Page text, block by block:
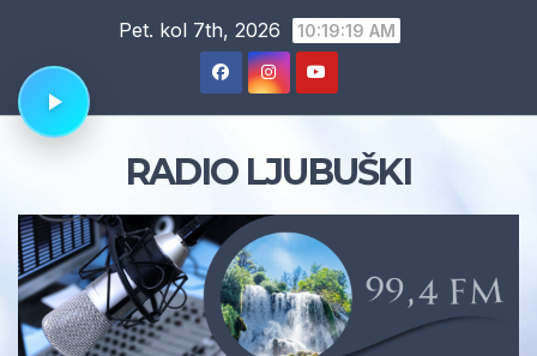
content
Pet. kol 7th, 2026 10:19:20 AM
RADIO LJUBUŠKI